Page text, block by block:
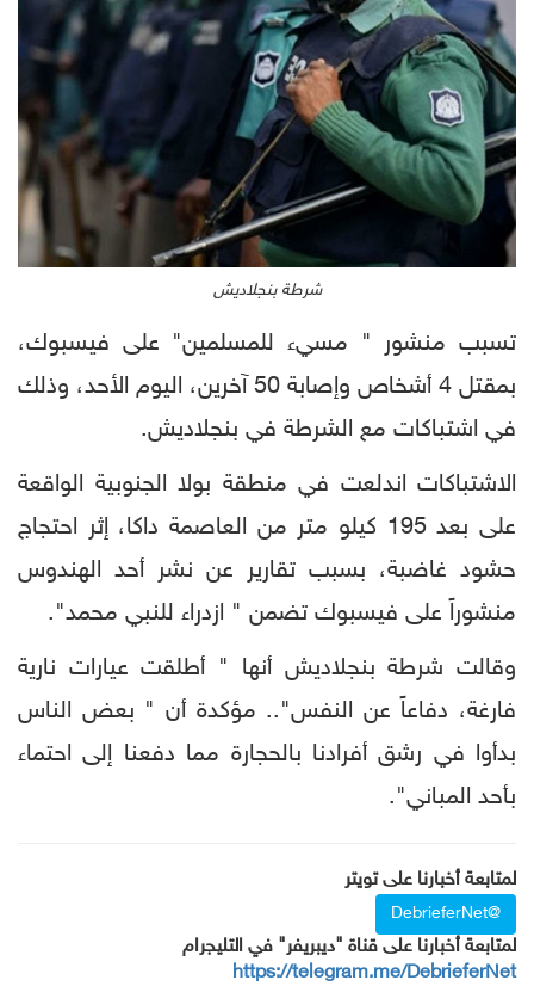
شرطة بنجلاديش
تسبب منشور " مسيء للمسلمين" على فيسبوك،
بمقتل 4 أشخاص وإصابة 50 آخرين، اليوم الأحد، وذلك
في اشتباكات مع الشرطة في بنجلاديش.
الاشتباكات اندلعت في منطقة بولا الجنوبية الواقعة
على بعد 195 كيلو متر من العاصمة داكا، إثر احتجاج
حشود غاضبة، بسبب تقارير عن نشر أحد الهندوس
منشوراً على فيسبوك تضمن " ازدراء للنبي محمد".
وقالت شرطة بنجلاديش أنها " أطلقت عيارات نارية
فارغة، دفاعاً عن النفس".. مؤكدة أن " بعض الناس
بدأوا في رشق أفرادنا بالحجارة مما دفعنا إلى احتماء
بأحد المباني".
لمتابعة أخبارنا على تويتر
@DebrieferNet
لمتابعة أخبارنا على قناة "ديبريفر" في التليجرام
https://telegram.me/DebrieferNet